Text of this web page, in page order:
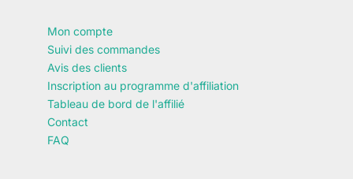
Mon compte
Suivi des commandes
Avis des clients
Inscription au programme d'affiliation
Tableau de bord de l'affilié
Contact
FAQ